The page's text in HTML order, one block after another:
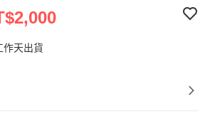
作天出貨